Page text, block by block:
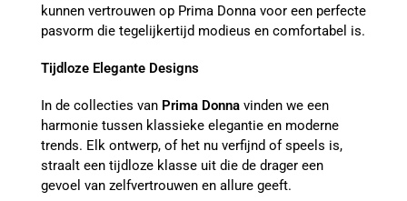
kunnen vertrouwen op Prima Donna voor een perfecte
pasvorm die tegelijkertijd modieus en comfortabel is.
Tijdloze Elegante Designs
In de collecties van Prima Donna vinden we een
harmonie tussen klassieke elegantie en moderne
trends. Elk ontwerp, of het nu verfijnd of speels is,
straalt een tijdloze klasse uit die de drager een
gevoel van zelfvertrouwen en allure geeft.